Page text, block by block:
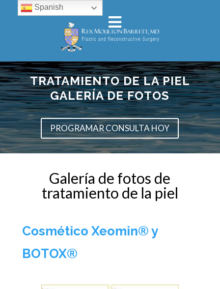
TRATAMIENTO DE LA PIEL
GALERÍA DE FOTOS
PROGRAMAR CONSULTA HOY
Galería de fotos de
tratamiento de la piel
Cosmético Xeomin® y
BOTOX®
Spanish